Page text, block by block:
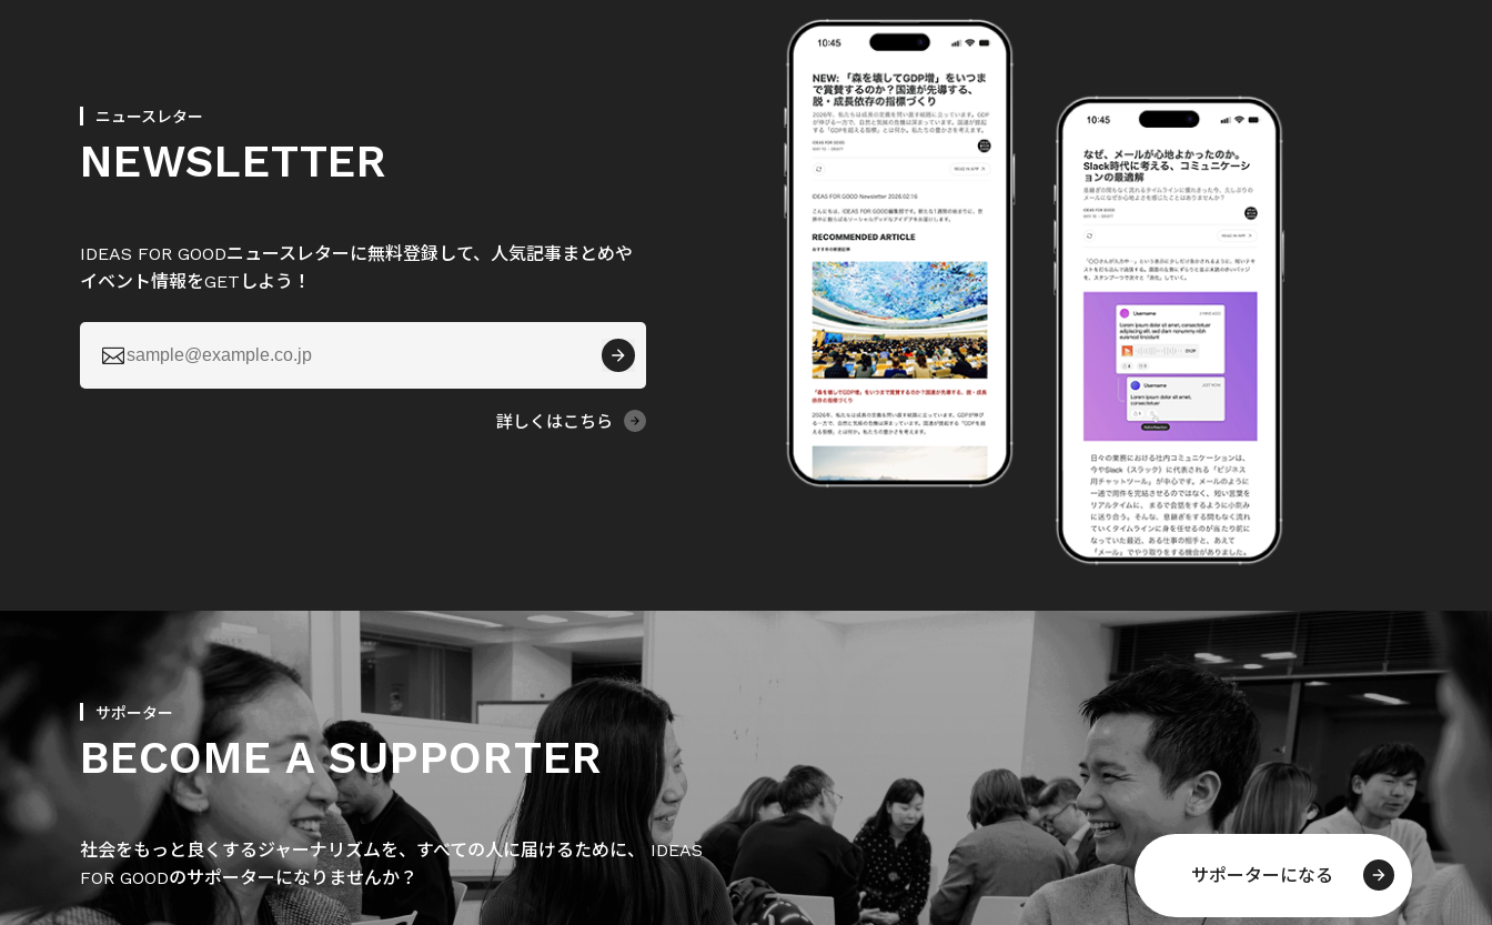
ニュースレター
NEWSLETTER
IDEAS FOR GOODニュースレターに無料登録して、人気記事まとめや
イベント情報をGETしよう！

詳しくはこちら
サポーター
BECOME A SUPPORTER
社会をもっと良くするジャーナリズムを、すべての人に届けるために、 IDEAS
FOR GOODのサポーターになりませんか？
サポーターになる